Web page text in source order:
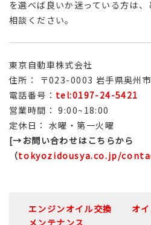
を選べば良いか迷っている方は
相談ください。
東京自動車株式会社
住所： 〒023-0003 岩手県奥州
電話番号： tel:0197-24-5421
営業時間： 9:00~18:00
定休日： 水曜・第一火曜
[→お問い合わせはこちらから
（tokyozidousya.co.jp/
エンジンオイル交換
オ